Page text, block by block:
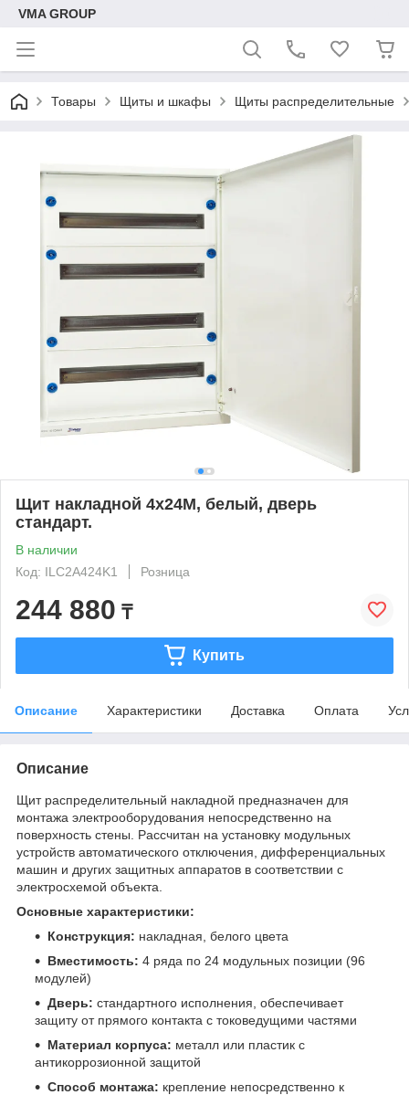
VMA GROUP
Товары Щиты и шкафы Щиты распределительные
Щит накладной 4x24M, белый, дверь
стандарт.
В наличии
Код: ILC2A424K1
Розница
244 880 ₸
Купить
Описание Характеристики Доставка Оплата
Описание
Щит распределительный накладной предназначен для
монтажа электрооборудования непосредственно на
поверхность стены. Рассчитан на установку модульных
устройств автоматического отключения, дифференциальных
машин и других защитных аппаратов в соответствии с
электросхемой объекта.
Основные характеристики:
Конструкция: накладная, белого цвета
Вместимость: 4 ряда по 24 модульных позиции (96
модулей)
Дверь: стандартного исполнения, обеспечивает
защиту от прямого контакта с токоведущими частями
Материал корпуса: металл или пластик с
антикоррозионной защитой
Способ монтажа: крепление непосредственно к